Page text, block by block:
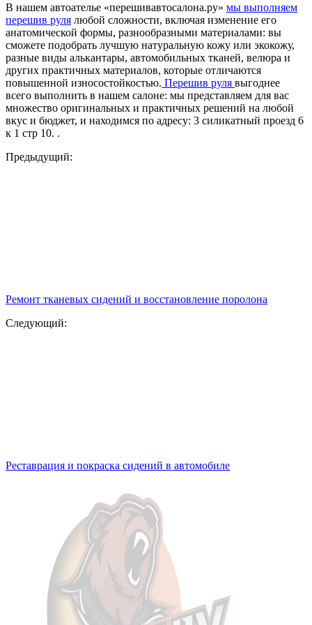
В нашем автоателье «перешивавтосалона.ру» мы выполняем
перешив руля любой сложности, включая изменение его
анатомической формы, разнообразными материалами: вы
сможете подобрать лучшую натуральную кожу или экокожу,
разные виды алькантары, автомобильных тканей, велюра и
других практичных материалов, которые отличаются
повышенной износостойкостью. Перешив руля выгоднее
всего выполнить в нашем салоне: мы представляем для вас
множество оригинальных и практичных решений на любой
вкус и бюджет, и находимся по адресу: 3 силикатный проезд 6
к 1 стр 10. .
Предыдущий:
Ремонт тканевых сидений и восстановление поролона
Следующий:
Реставрация и покраска сидений в автомобиле